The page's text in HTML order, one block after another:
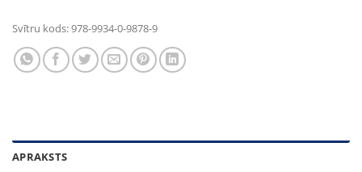
Svītru kods:978-9934-0-9878-9
APRAKSTS